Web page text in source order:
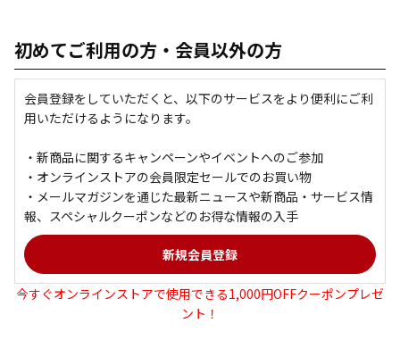
初めてご利用の方・会員以外の方
会員登録をしていただくと、以下のサービスをより便利にご利
用いただけるようになります。
・新商品に関するキャンペーンやイベントへのご参加
・オンラインストアの会員限定セールでのお買い物
・メールマガジンを通じた最新ニュースや新商品・サービス情
報、スペシャルクーポンなどのお得な情報の入手
今すぐオンラインストアで使用できる1,000円OFFクーポンプレゼ
ント！